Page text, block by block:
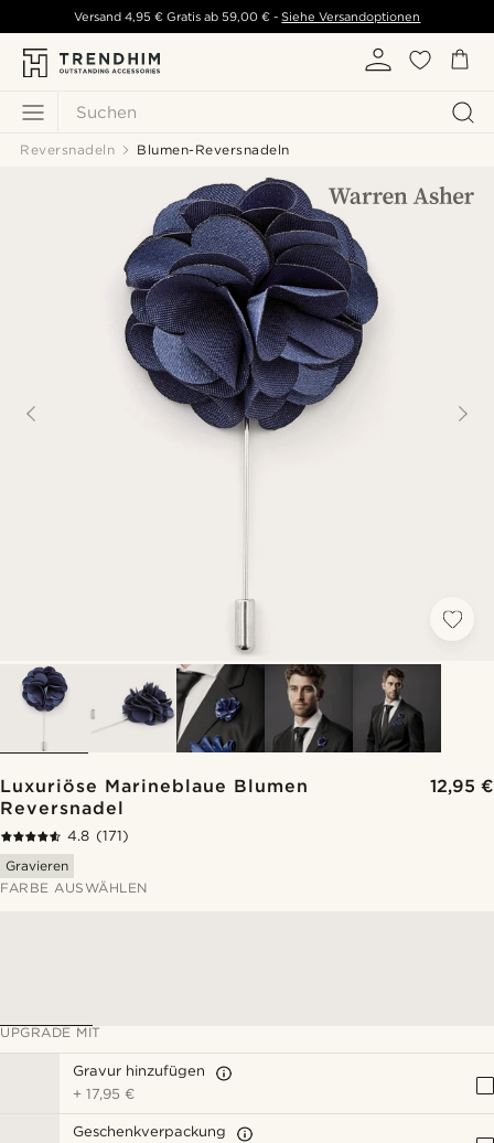
Suchen
Versand 4,95 € Gratis ab59,00 € - Siehe Versandoptionen
Reversnadeln Blumen-Reversnadeln
Luxuriöse Marineblaue Blumen
Reversnadel
12,95 €
4.8 (171)
Gravieren
FARBE AUSWÄHLEN
UPGRADE MIT
Gravur hinzufügen
+17,95 €
Geschenkverpackung